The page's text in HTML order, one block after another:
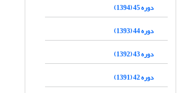
دوره 45 (1394)
دوره 44 (1393)
دوره 43 (1392)
دوره 42 (1391)